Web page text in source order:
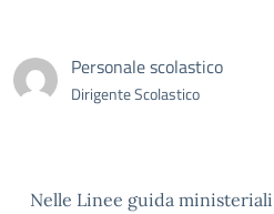
Personale scolastico
Dirigente Scolastico
Nelle Linee guida